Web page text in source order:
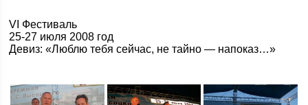
VI Фестиваль
25-27 июля 2008 год
Девиз: «Люблю тебя сейчас, не тайно — напоказ…»